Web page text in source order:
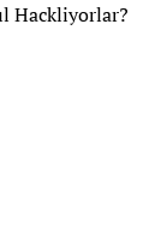
Hackliyorlar?